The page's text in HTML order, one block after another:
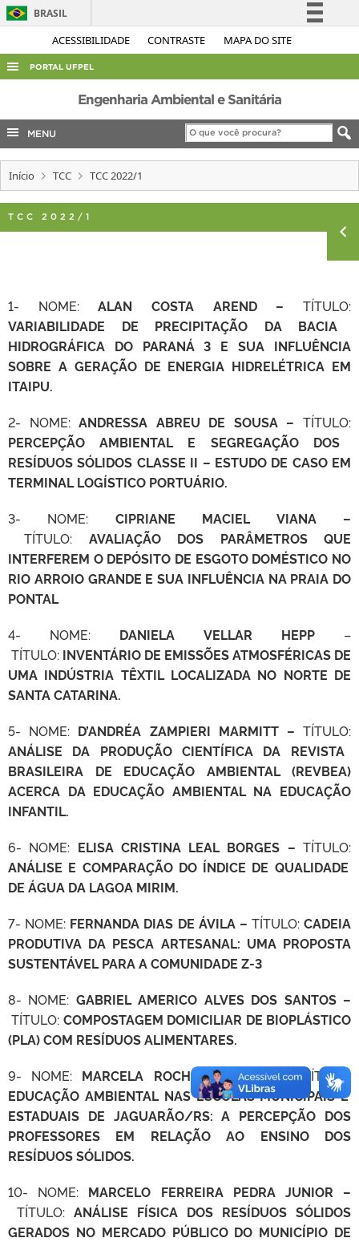
ACESSIBILIDADE CONTRASTE MAPA DO SITE
BRASIL
Simplifique!
Legislação
Canais
PORTAL UFPEL
ACESSO À INFORMAÇÃO
AUDITORIA
COBALTO
CONCURSOS
EDITAIS
INTERNACIONAL
TELEFONES
Engenharia Ambiental e Sanitária
MENU
Início TCC TCC 2022/1
TCC 2022/1
1- NOME:ALAN COSTA AREND –TÍTULO:
VARIABILIDADE DE PRECIPITAÇÃO DA BACIA
HIDROGRÁFICA DO PARANÁ 3 E SUA INFLUÊNCIA
SOBRE A GERAÇÃO DE ENERGIA HIDRELÉTRICA EM
ITAIPU.
2- NOME:ANDRESSA ABREU DE SOUSA –TÍTULO:
PERCEPÇÃO AMBIENTAL E SEGREGAÇÃO DOS
RESÍDUOS SÓLIDOS CLASSE II – ESTUDO DE CASO EM
TERMINAL LOGÍSTICO PORTUÁRIO.
3- NOME: CIPRIANE MACIEL VIANA –
TÍTULO: AVALIAÇÃO DOS PARÂMETROS QUE
INTERFEREM O DEPÓSITO DE ESGOTO DOMÉSTICO NO
RIO ARROIO GRANDE E SUA INFLUÊNCIA NA PRAIA DO
PONTAL
4- NOME: DANIELA VELLAR HEPP–
TÍTULO: INVENTÁRIO DE EMISSÕES ATMOSFÉRICAS DE
UMA INDÚSTRIA TÊXTIL LOCALIZADA NO NORTE DE
SANTA CATARINA.
5- NOME: D’ANDRÉA ZAMPIERI MARMITT –TÍTULO:
ANÁLISE DA PRODUÇÃO CIENTÍFICA DA REVISTA
BRASILEIRA DE EDUCAÇÃO AMBIENTAL (REVBEA)
ACERCA DA EDUCAÇÃO AMBIENTAL NA EDUCAÇÃO
INFANTIL.
6- NOME: ELISA CRISTINA LEAL BORGES –TÍTULO:
ANÁLISE E COMPARAÇÃO DO ÍNDICE DE QUALIDADE
DE ÁGUA DA LAGOA MIRIM.
7- NOME: FERNANDA DIAS DE ÁVILA – TÍTULO:CADEIA
PRODUTIVA DA PESCA ARTESANAL: UMA PROPOSTA
SUSTENTÁVEL PARA A COMUNIDADE Z-3
8- NOME: GABRIEL AMERICO ALVES DOS SANTOS –
TÍTULO: COMPOSTAGEM DOMICILIAR DE BIOPLÁSTICO
(PLA) COM RESÍDUOS ALIMENTARES.
9- NOME: MARCELA ROCHA MARTINEZ – TÍTULO:
EDUCAÇÃO AMBIENTAL NAS ESCOLAS MUNICIPAIS E
ESTADUAIS DE JAGUARÃO/RS: A PERCEPÇÃO DOS
PROFESSORES EM RELAÇÃO AO ENSINO DOS
RESÍDUOS SÓLIDOS.
10- NOME: MARCELO FERREIRA PEDRA JUNIOR –
TÍTULO: ANÁLISE FÍSICA DOS RESÍDUOS SÓLIDOS
GERADOS NO MERCADO PÚBLICO DO MUNICÍPIO DE